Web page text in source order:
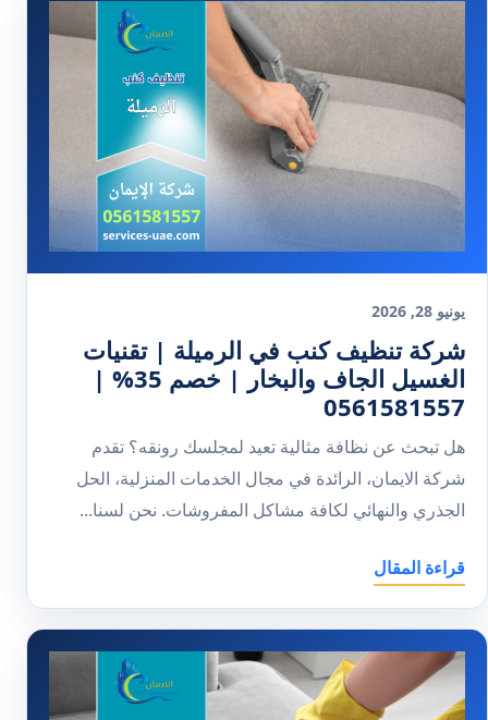
يونيو 28, 2026
شركة تنظيف كنب في الرميلة | تقنيات
الغسيل الجاف والبخار | خصم 35% |
0561581557
هل تبحث عن نظافة مثالية تعيد لمجلسك رونقه؟ تقدم
شركة الايمان، الرائدة في مجال الخدمات المنزلية، الحل
الجذري والنهائي لكافة مشاكل المفروشات. نحن لسنا...
قراءة المقال